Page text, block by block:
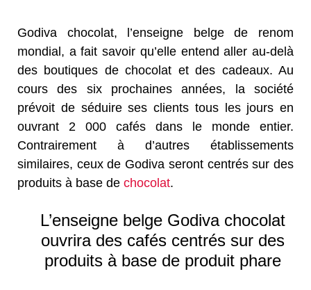
Godiva chocolat, l’enseigne belge de renom
mondial, a fait savoir qu’elle entend aller au-delà
des boutiques de chocolat et des cadeaux. Au
cours des six prochaines années, la société
prévoit de séduire ses clients tous les jours en
ouvrant 2 000 cafés dans le monde entier.
Contrairement à d’autres établissements
similaires, ceux de Godiva seront centrés sur des
produits à base de chocolat.
L’enseigne belge Godiva chocolat
ouvrira des cafés centrés sur des
produits à base de produit phare